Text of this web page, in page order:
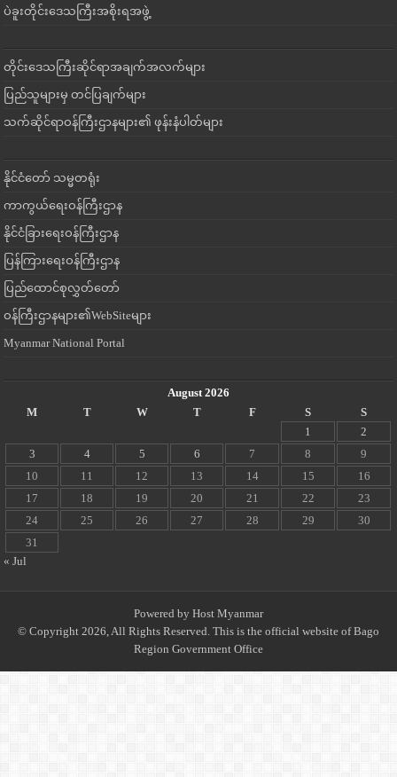
ပဲခူးတိုင်းဒေသကြီးအစိုးရအဖွဲ့
တိုင်းဒေသကြီးဆိုင်ရာအချက်အလက်များ
ပြည်သူများမှ တင်ပြချက်များ
သက်ဆိုင်ရာဝန်ကြီးဌာနများ၏ ဖုန်းနံပါတ်များ
နိုင်ငံတော် သမ္မတရုံး
ကာကွယ်ရေးဝန်ကြီးဌာန
နိုင်ငံခြားရေးဝန်ကြီးဌာန
ပြန်ကြားရေးဝန်ကြီးဌာန
ပြည်ထောင်စုလွှတ်တော်
ဝန်ကြီးဌာနများ၏WebSiteများ
Myanmar National Portal
August 2026
M
T W T F S
S
1
2
3
4 5 6 7 8
9
10
11 12 13 14 15
16
17
18 19 20 21 22
23
24
25 26 27 28 29
30
31
« Jul
Powered by Host Myanmar
© Copyright 2026, All Rights Reserved. This is the official website of Bago
Region Government Office